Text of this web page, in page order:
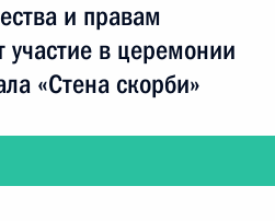
и правам
участие в церемонии
«Стена скорби»